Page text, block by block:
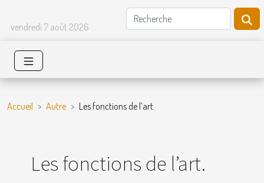
vendredi 7 août 2026
Accueil Autre Les fonctions de l’art.
Les fonctions de l’art.